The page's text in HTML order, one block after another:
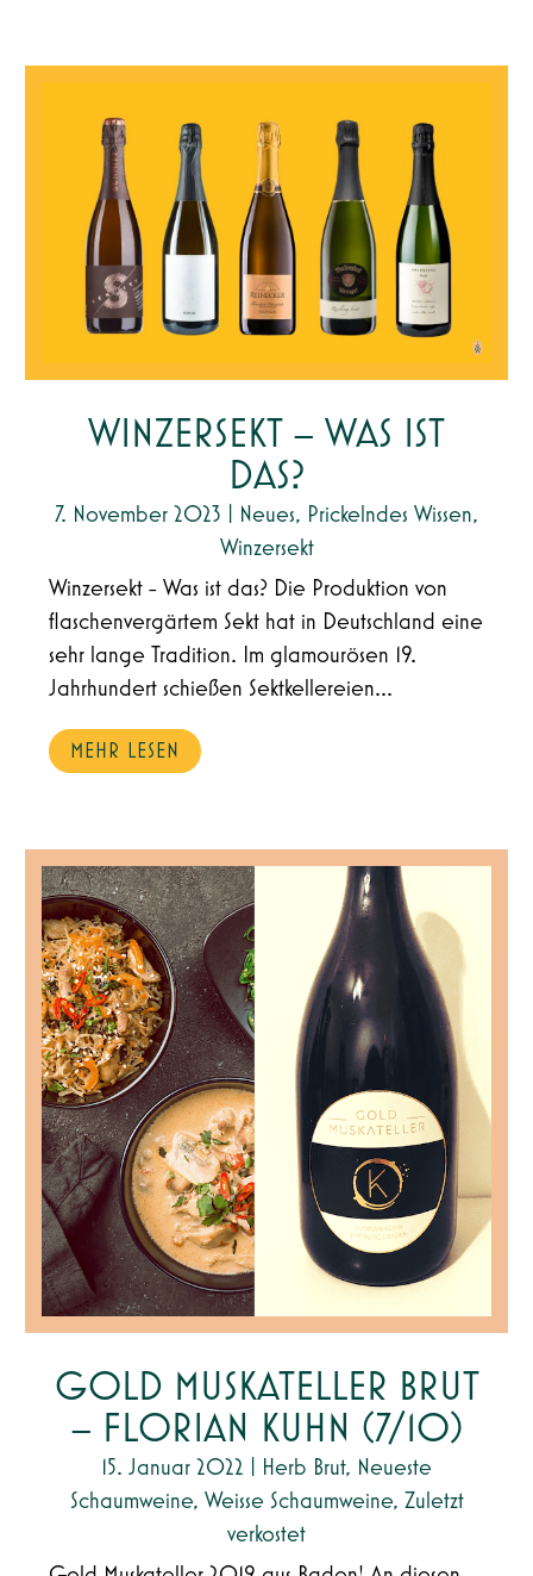
WINZERSEKT – WAS IST
DAS?
7. November 2023 Neues, Prickelndes Wissen,
Winzersekt
Winzersekt - Was ist das? Die Produktion von
flaschenvergärtem Sekt hat in Deutschland eine
sehr lange Tradition. Im glamourösen 19.
Jahrhundert schießen Sektkellereien...
MEHR LESEN
GOLD MUSKATELLER BRUT
– FLORIAN KUHN (7/10)
15. Januar 2022 Herb Brut, Neueste
Schaumweine, Weisse Schaumweine, Zuletzt
verkostet